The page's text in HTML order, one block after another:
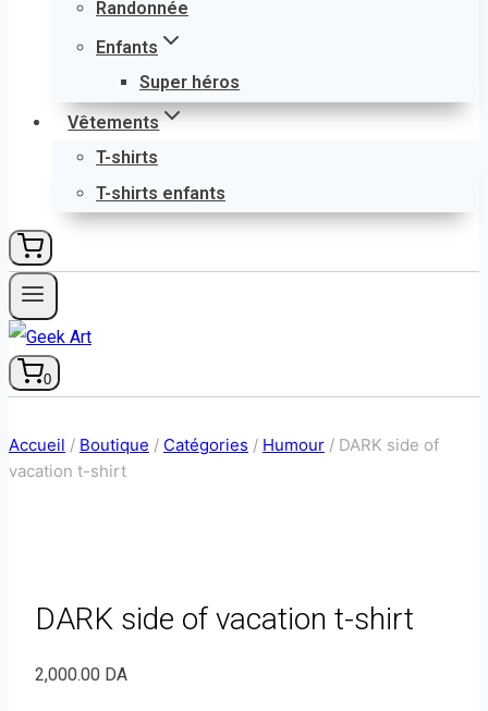
Randonnée
Enfants
Super héros
Vêtements
T-shirts
T-shirts enfants
0
Accueil / Boutique / Catégories / Humour / DARK side of
vacation t-shirt
DARK side of vacation t-shirt
2,000.00 DA